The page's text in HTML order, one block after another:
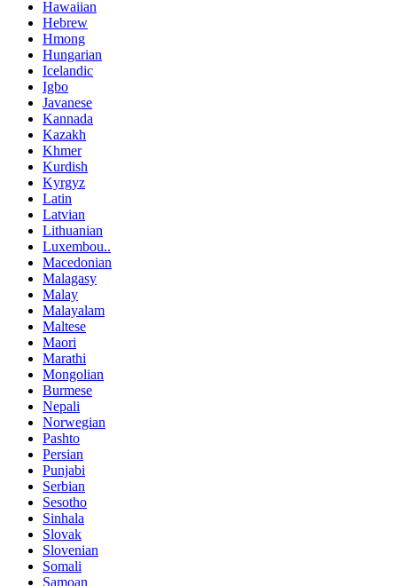
Hawaiian
Hebrew
Hmong
Hungarian
Icelandic
Igbo
Javanese
Kannada
Kazakh
Khmer
Kurdish
Kyrgyz
Latin
Latvian
Lithuanian
Luxembou..
Macedonian
Malagasy
Malay
Malayalam
Maltese
Maori
Marathi
Mongolian
Burmese
Nepali
Norwegian
Pashto
Persian
Punjabi
Serbian
Sesotho
Sinhala
Slovak
Slovenian
Somali
Samoan